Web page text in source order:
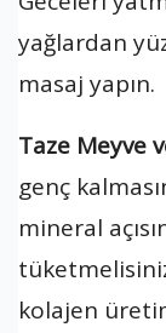
yağlardan
masaj yapın.
Taze Meyve
genç
mineral
kolajen